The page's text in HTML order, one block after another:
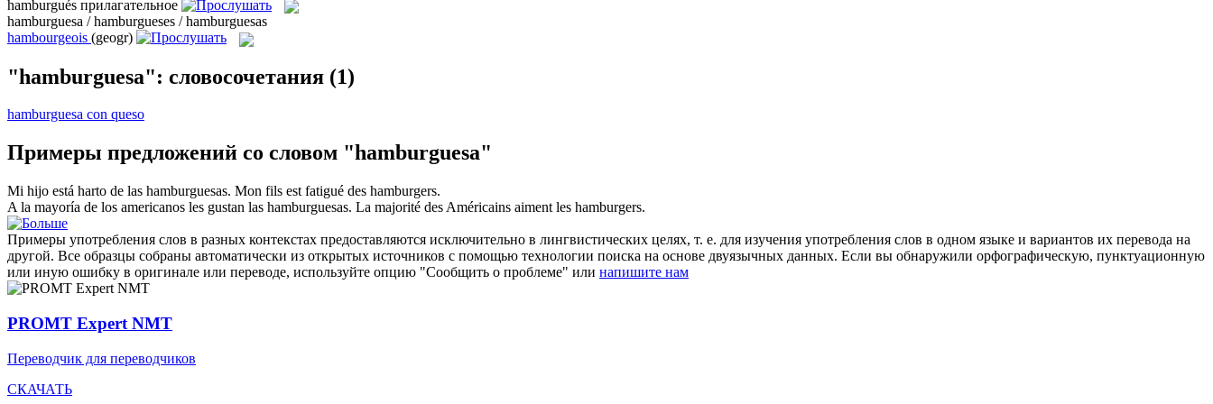
hamburgués прилагательное
hamburguesa / hamburgueses / hamburguesas
hambourgeois (geogr)
"hamburguesa": словосочетания (1)
hamburguesa con queso
Примеры предложений со словом "hamburguesa"
Mi hijo está harto de las hamburguesas. Mon fils est fatigué des hamburgers.
A la mayoría de los americanos les gustan las hamburguesas. La majorité des Américains aiment les hamburgers.
Примеры употребления слов в разных контекстах предоставляются исключительно в лингвистических целях, т. е. для изучения употребления слов в одном языке и вариантов их перевода на
другой. Все образцы собраны автоматически из открытых источников с помощью технологии поиска на основе двуязычных данных. Если вы обнаружили орфографическую, пунктуационную
или иную ошибку в оригинале или переводе, используйте опцию "Сообщить о проблеме" или напишите нам
PROMT Expert NMT
Переводчик для переводчиков
СКАЧАТЬ